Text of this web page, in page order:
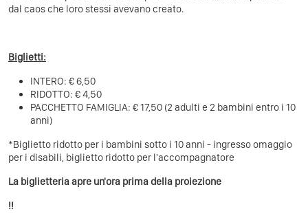
dal caos che loro stessi avevano creato.
Biglietti:
INTERO: € 6,50
RIDOTTO: € 4,50
PACCHETTO FAMIGLIA: € 17,50 (2 adulti e 2 bambini entro i 10
anni)
*Biglietto ridotto per i bambini sotto i 10 anni - ingresso omaggio
per i disabili, biglietto ridotto per l'accompagnatore
La biglietteria apre un'ora prima della proiezione
!!